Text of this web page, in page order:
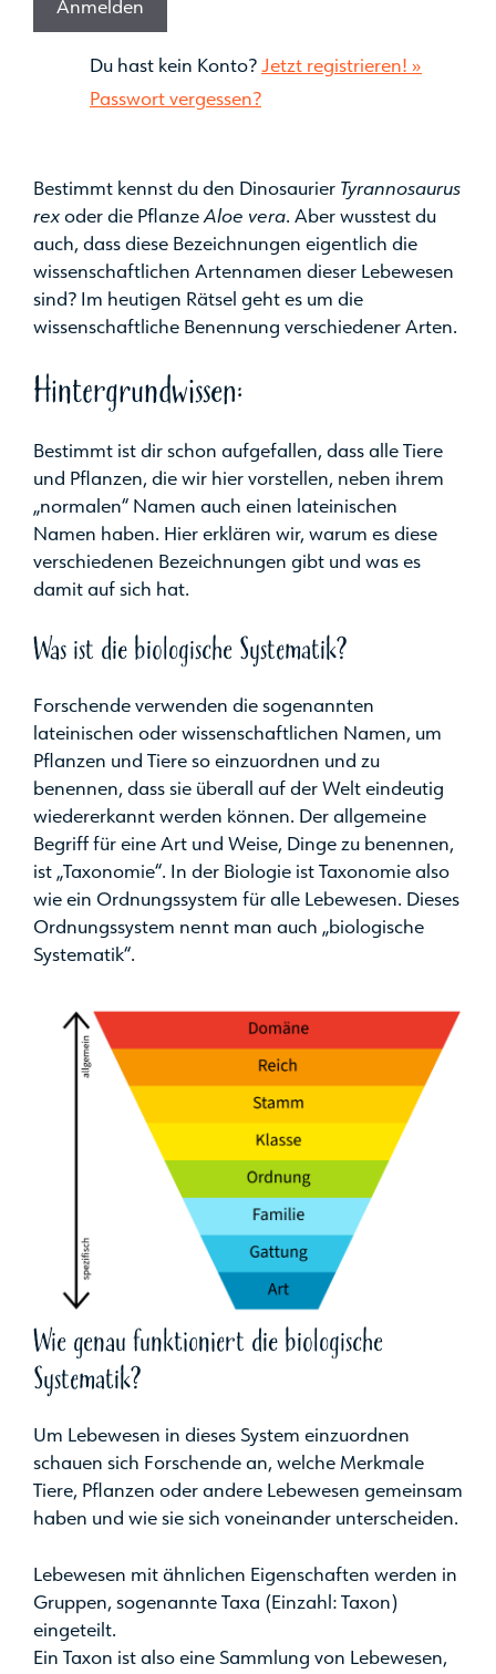
Du hast kein Konto?Jetzt registrieren! »
Passwort vergessen?
Bestimmt kennst du den Dinosaurier Tyrannosaurus
rexoder die PflanzeAloe vera. Aber wusstest du
auch, dass diese Bezeichnungen eigentlich die
wissenschaftlichen Artennamen dieser Lebewesen
sind? Im heutigen Rätsel geht es um die
wissenschaftliche Benennung verschiedener Arten.
Hintergrundwissen:
Bestimmt ist dir schon aufgefallen, dass alle Tiere
und Pflanzen, die wir hier vorstellen, neben ihrem
„normalen“ Namen auch einen lateinischen
Namen haben. Hier erklären wir, warum es diese
verschiedenen Bezeichnungen gibt und was es
damit auf sich hat.
Was ist die biologische Systematik?
Forschende verwenden die sogenannten
lateinischen oder wissenschaftlichen Namen, um
Pflanzen und Tiere so einzuordnen und zu
benennen, dass sie überall auf der Welt eindeutig
wiedererkannt werden können. Der allgemeine
Begriff für eine Art und Weise, Dinge zu benennen,
ist „Taxonomie“. In der Biologie ist Taxonomie also
wie ein Ordnungssystem für alle Lebewesen. Dieses
Ordnungssystem nennt man auch „biologische
Systematik“.
Wie genau funktioniert die biologische
Systematik?
Um Lebewesen in dieses System einzuordnen
schauen sich Forschende an, welche Merkmale
Tiere, Pflanzen oder andere Lebewesen gemeinsam
haben und wie sie sich voneinander unterscheiden.
Lebewesen mit ähnlichen Eigenschaften werden in
Gruppen, sogenannte Taxa (Einzahl: Taxon)
eingeteilt.
Ein Taxon ist also eine Sammlung von Lebewesen,